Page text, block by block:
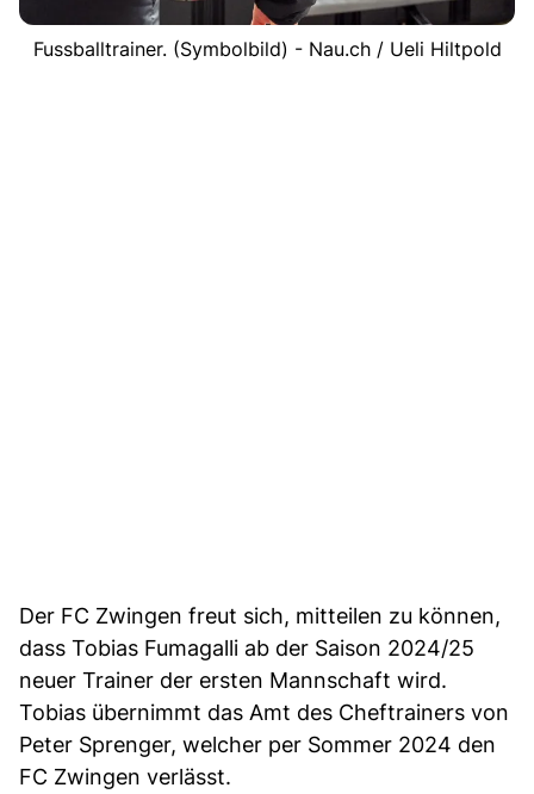
Fussballtrainer. (Symbolbild) - Nau.ch / Ueli Hiltpold
Der FC Zwingen freut sich, mitteilen zu können,
dass Tobias Fumagalli ab der Saison 2024/25
neuer Trainer der ersten Mannschaft wird.
Tobias übernimmt das Amt des Cheftrainers von
Peter Sprenger, welcher per Sommer 2024 den
FC Zwingen verlässt.